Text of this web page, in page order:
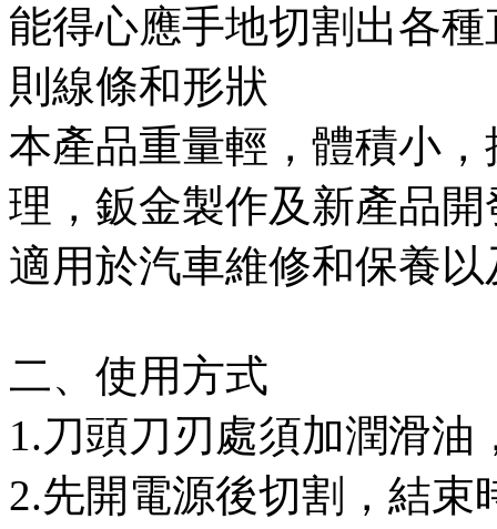
能得心應手地切割出各
則線條和形狀
本產品重量輕，體積小
理，鈑金製作及新產品
適用於汽車維修和保養
二、使用方式
1.刀頭刀刃處須加潤滑
2.先開電源後切割，結束